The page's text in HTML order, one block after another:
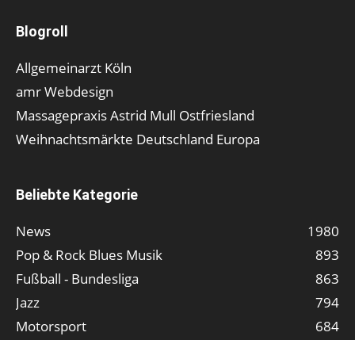
Blogroll
Allgemeinarzt Köln
amr Webdesign
Massagepraxis Astrid Mull Ostfriesland
Weihnachtsmärkte Deutschland Europa
Beliebte Kategorie
News
1980
Pop & Rock Blues Musik
893
Fußball - Bundesliga
863
Jazz
794
Motorsport
684